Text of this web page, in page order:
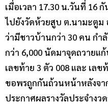
เมื่อเวลา 17.30 น.วันที่ 16
ไปยังวัดห้วยสูบ ต.นามะตู
ว่ามีชาวบ้านกว่า 30 คน ก
กว่า 6,000 นัดมาจุดถวาย
เลขท้าย 3 ตัว 008 และ เล
ขอพรถูกกันถ้วนหน้าหลังจา
ประกาศผลรางวัลประจำงว